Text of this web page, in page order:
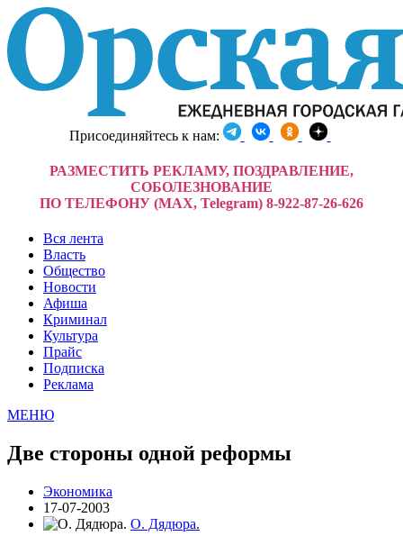
Присоединяйтесь к нам:
РАЗМЕСТИТЬ РЕКЛАМУ, ПОЗДРАВЛЕНИЕ,
СОБОЛЕЗНОВАНИЕ
ПО ТЕЛЕФОНУ (MAX, Telegram) 8-922-87-26-626
Вся лента
Власть
Общество
Новости
Афиша
Криминал
Культура
Прайс
Подписка
Реклама
МЕНЮ
Две стороны одной реформы
Экономика
17-07-2003
О. Дядюра.